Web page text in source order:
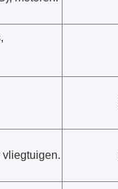
vliegtuigen.